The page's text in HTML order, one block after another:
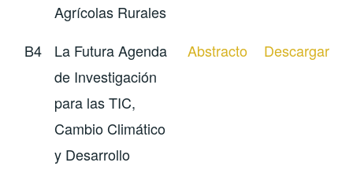
Agrícolas Rurales
B4
La Futura Agenda
de Investigación
para las TIC,
Cambio Climático
y Desarrollo
Abstracto Descargar